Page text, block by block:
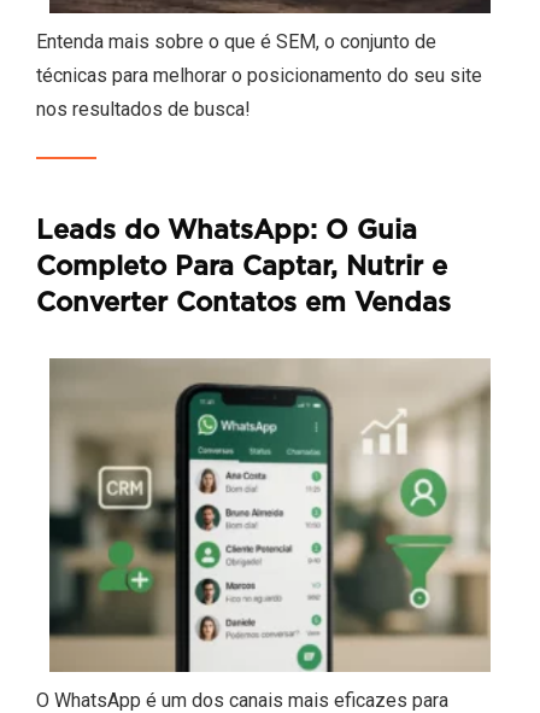
Entenda mais sobre o que é SEM, o conjunto de
técnicas para melhorar o posicionamento do seu site
nos resultados de busca!
Leads do WhatsApp: O Guia
Completo Para Captar, Nutrir e
Converter Contatos em Vendas
O WhatsApp é um dos canais mais eficazes para